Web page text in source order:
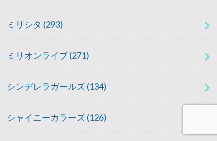
ミリシタ (293)
ミリオンライブ(271)
シンデレラガールズ(134)
シャイニーカラーズ(126)